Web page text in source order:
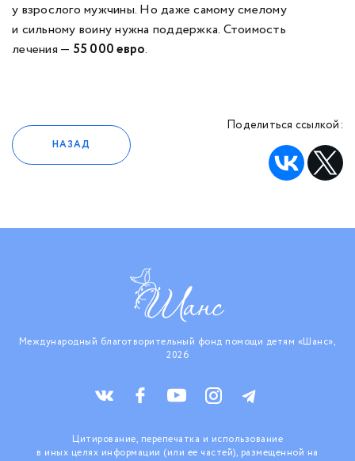
у взрослого мужчины. Но даже самому смелому
и сильному воину нужна поддержка. Стоимость
лечения — 55 000 евро.
НАЗАД
Поделиться ссылкой:
Международный благотворительный фонд помощи детям «Шанс»,
2026
Цитирование, перепечатка и использование
в иных целях информации (или ее частей), размещенной на